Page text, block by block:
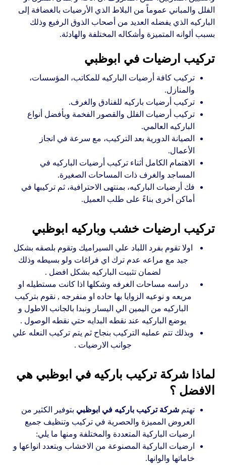
الفلل والمباني عموماً من البلاط الذي الأرضيات بالغضافة إلى
الباركيه الذي يفضله العديد من أصحاب الذوق الرفيع وذلك
بسبب ألوانه المتميزة وأشكاله المختلفة والهادئة.
تركيب ارضيات في ابوظبي
تركيب كافة أرضيات الباركيه للمكاتب، المؤسسات،
والمنازل.
تركيب أرضيات باركيه للفنادق والغرف.
تركيب أرضيات الفلل والقصور الفخمة وبأفضل أنواع
الباركيه العالمي.
الصيانة الدورية بعد التركيب، مع سرعة في انجاز
الأعمال.
الاهتمام الكامل أثناء تركيب أرضيات الباركيه في
المساجد والغرف ذات المساحات الصغيرة.
فك أرضيات الباركيه، بمنتهى الاحترافية، ثم تركيبها في
أماكن أخرى بناءً على طلب العميل.
تركيب ارضيات خشب وباركيه ابوظبي
اولا تقوم بفرد اللباد علي السيراميك وتقوم بلصقه بشكل
جيد مع مراعه عدم ترك اي فراغات ولو بسيطه وذلك
لضمان تثبيت الباركيه بشكل افضل .
دراسه مساحات الغرفه وشكلها اذا كانت مستطيله او
مربعه و نوعيه الزوايا بها حاده او منفرجه , نقوم بتركيب
الباركيه من اليمين الي اليسار ونبدا بالجانب الاطول و
يوضع الباركيه عند نقطه البدايه حتي نقطه الوصول .
وبذلك تتم عمليه التركيب بنجاح ثم يتم تركيب النعله علي
جوانب الارضيات .
لماذا شركة تركيب باركيه في ابوظبي هي
الافضل ؟
تهتمشركة تركيب باركيه في ابوظبي بتوفير الكثير من
العروض المميزة والحصرية في تركيب وتنظيف جميع
ارضيات الباركية المتعددة والمختلفة ومنها ما يلي:
ارضيات الباركية المصنوعة من الاخشاب وبتعدد انواعها و
خاماتها والوانها.